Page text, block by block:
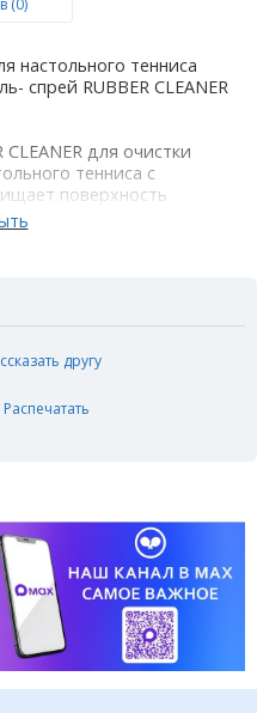
(0)
настольного тенниса
спрей RUBBER CLEANER
для очистки
тенниса с
поверхность
числе жировых),
сохраняя ее игровые
или после тренировки.
накладок от
накладок или мягкой
очиститель-спрей по
другу
Распечатать